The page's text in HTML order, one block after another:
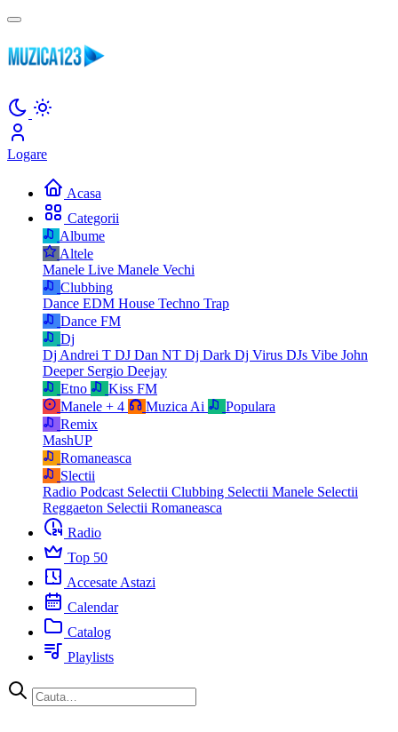
Logare
Acasa
Categorii
Albume
Altele
Manele Live Manele Vechi
Clubbing
Dance EDM House Techno Trap
Dance FM
Dj
Dj Andrei T DJ Dan NT Dj Dark Dj Virus DJs Vibe John
Deeper Sergio Deejay
Etno
Kiss FM
Manele + 4 Muzica Ai
Populara
Remix
MashUP
Romaneasca
Slectii
Radio Podcast Selectii Clubbing Selectii Manele Selectii
Reggaeton Selectii Romaneasca
Radio
Top 50
Accesate Astazi
Calendar
Catalog
Playlists